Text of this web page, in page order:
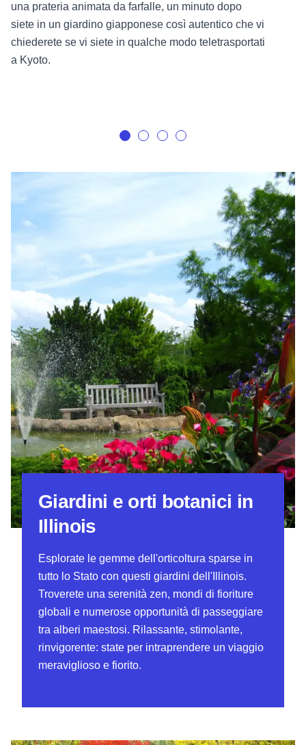
una prateria animata da farfalle, un minuto dopo
siete in un giardino giapponese così autentico che vi
chiederete se vi siete in qualche modo teletrasportati
a Kyoto.
Giardini e orti botanici in
Illinois
Esplorate le gemme dell'orticoltura sparse in
tutto lo Stato con questi giardini dell'Illinois.
Troverete una serenità zen, mondi di fioriture
globali e numerose opportunità di passeggiare
tra alberi maestosi. Rilassante, stimolante,
rinvigorente: state per intraprendere un viaggio
meraviglioso e fiorito.